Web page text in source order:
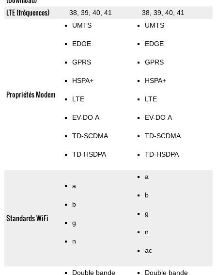
LTE (fréquences)
38, 39, 40, 41 38, 39, 40, 41
Propriétés Modem
UMTS
EDGE
GPRS
HSPA+
LTE
EV-DO A
TD-SCDMA
TD-HSDPA
UMTS
EDGE
GPRS
HSPA+
LTE
EV-DO A
TD-SCDMA
TD-HSDPA
Standards WiFi
a
b
g
n
a
b
g
n
ac
Double bande Double bande